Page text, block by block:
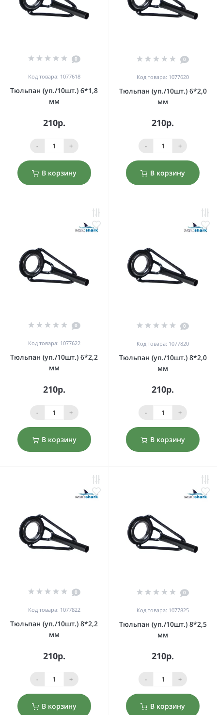
0
Код товара: 1077618
Тюльпан (уп./10шт.) 6*1,8
мм
210р.
- +
В корзину
0
Код товара: 1077620
Тюльпан (уп./10шт.) 6*2,0
мм
210р.
- +
В корзину
0
Код товара: 1077622
Тюльпан (уп./10шт.) 6*2,2
мм
210р.
- +
В корзину
0
Код товара: 1077820
Тюльпан (уп./10шт.) 8*2,0
мм
210р.
- +
В корзину
0
Код товара: 1077822
Тюльпан (уп./10шт.) 8*2,2
мм
210р.
- +
В корзину
0
Код товара: 1077825
Тюльпан (уп./10шт.) 8*2,5
мм
210р.
- +
В корзину